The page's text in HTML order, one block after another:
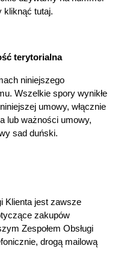
kliknąć tutaj.
terytorialna
niniejszego
Wszelkie spory wynikłe
umowy, włącznie
lub ważności umowy,
sad duński.
Klienta jest zawsze
zakupów
Zespołem Obsługi
drogą mailową